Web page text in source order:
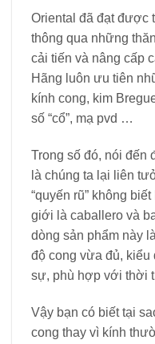
Oriental đã đạt được
thông qua những
cải tiến và nâng cấp
Hãng luôn ưu tiên
kính cong, kim
số “cổ”, mạ pvd …
Trong số đó, nói đến
là chúng ta lại liên
“quyến rũ” không
giới là caballero và
dòng sản phẩm này
độ cong vừa đủ, kiểu
sự, phù hợp với thời
Vậy bạn có biết tại
cong thay vì kính